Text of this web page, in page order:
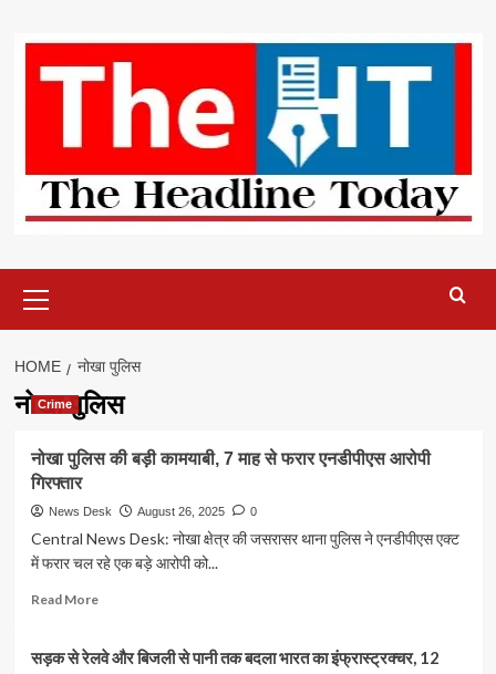
content
Menu
HOME नोखा पुलिस
नोखा पुलिस
Crime
नोखा पुलिस की बड़ी कामयाबी, 7 माह से फरार एनडीपीएस आरोपी
गिरफ्तार
News Desk August 26, 2025 0
Central News Desk: नोखा क्षेत्र की जसरासर थाना पुलिस ने एनडीपीएस एक्ट
में फरार चल रहे एक बड़े आरोपी को...
Read MoreRead
नोखा
सड़क से रेलवे और बिजली से पानी तक बदला भारत का इंफ्रास्ट्रक्चर, 12